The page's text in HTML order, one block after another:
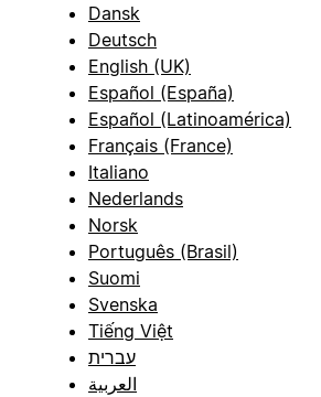
Dansk
Deutsch
English (UK)
Español (España)
Español (Latinoamérica)
Français (France)
Italiano
Nederlands
Norsk
Português (Brasil)
Suomi
Svenska
Tiếng Việt
עברית
العربية